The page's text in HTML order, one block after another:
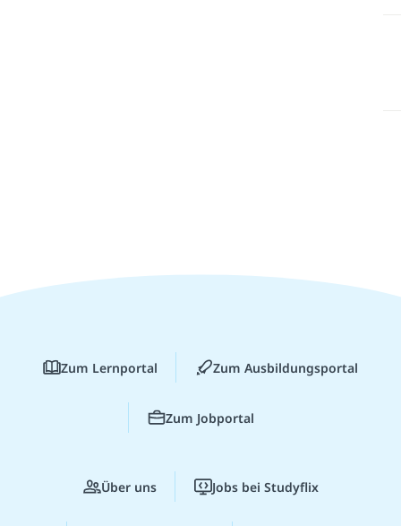
Zum Lernportal Zum Ausbildungsportal
Zum Jobportal
Über uns Jobs bei Studyflix